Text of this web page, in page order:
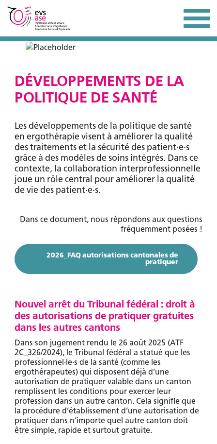
DÉVELOPPEMENTS DE LA
POLITIQUE DE SANTÉ
Les développements de la politique de santé
en ergothérapie visent à améliorer la qualité
des traitements et la sécurité des patient·e·s
grâce à des modèles de soins intégrés. Dans ce
contexte, la collaboration interprofessionnelle
joue un rôle central pour améliorer la qualité
de vie des patient·e·s.
Dans ce document, nous répondons aux questions
fréquemment posées !
2026_FAQ autorisations cantonales de
pratiquer
Nouvel arrêt du Tribunal fédéral : droit à
des autorisations de pratiquer gratuites
dans les autres cantons
Dans son jugement rendu le 26 août 2025 (ATF
2C_326/2024), le Tribunal fédéral a statué que les
professionnel·le·s de la santé (comme les
ergothérapeutes) qui disposent déjà d’une
autorisation de pratiquer valable dans un canton
remplissent les conditions pour exercer leur
profession dans un autre canton. Cela signifie que
la procédure d’établissement d’une autorisation de
pratiquer dans n’importe quel autre canton doit
être simple, rapide et surtout gratuite.